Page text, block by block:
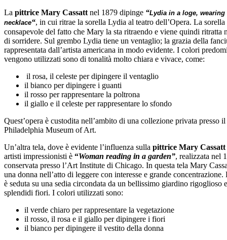
La pittrice Mary Cassatt nel 1879 dipinge “Lydia in a loge, wearing
necklace“, in cui ritrae la sorella Lydia al teatro dell’Opera. La sorella
consapevole del fatto che Mary la sta ritraendo e viene quindi ritratta
di sorridere. Sul grembo Lydia tiene un ventaglio; la grazia della
rappresentata dall’artista americana in modo evidente. I colori
vengono utilizzati sono di tonalità molto chiara e vivace, come:
il rosa, il celeste per dipingere il ventaglio
il bianco per dipingere i guanti
il rosso per rappresentare la poltrona
il giallo e il celeste per rappresentare lo sfondo
Quest’opera è custodita nell’ambito di una collezione privata presso il
Philadelphia Museum of Art.
Un’altra tela, dove è evidente l’influenza sulla pittrice Mary Cassatt
artisti impressionisti è “Woman reading in a garden”, realizzata nel
conservata presso l’Art Institute di Chicago. In questa tela Mary
una donna nell’atto di leggere con interesse e grande concentrazione.
è seduta su una sedia circondata da un bellissimo giardino rigoglioso
splendidi fiori. I colori utilizzati sono:
il verde chiaro per rappresentare la vegetazione
il rosso, il rosa e il giallo per dipingere i fiori
il bianco per dipingere il vestito della donna